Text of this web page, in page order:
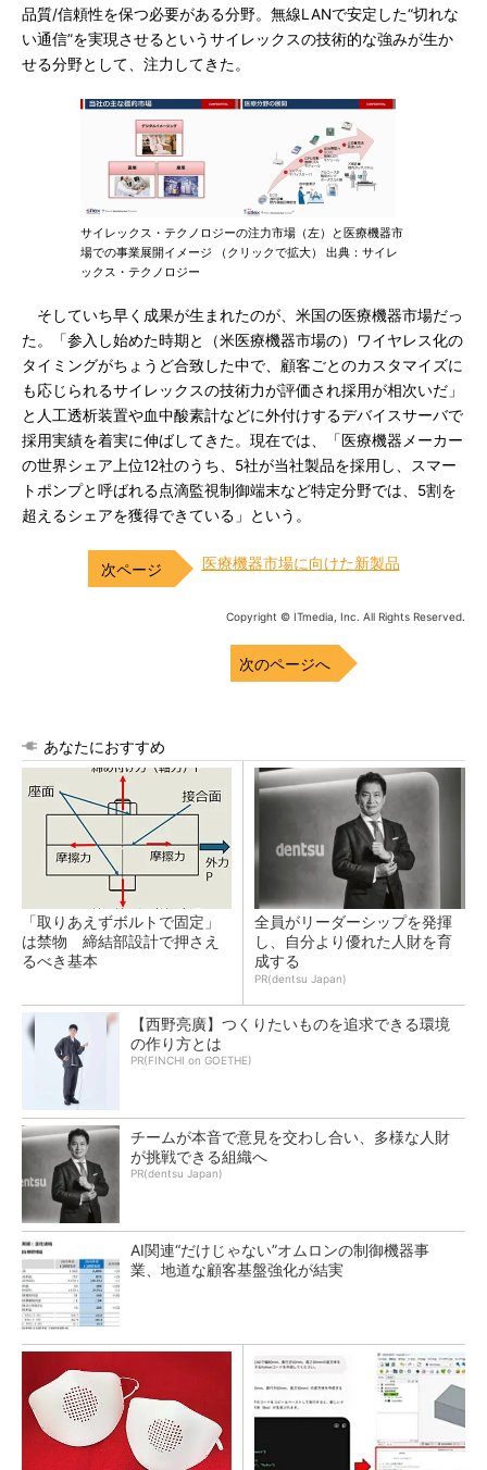
品質/信頼性を保つ必要がある分野。無線LANで安定した“切れな
い通信”を実現させるというサイレックスの技術的な強みが生か
せる分野として、注力してきた。
サイレックス・テクノロジーの注力市場（左）と医療機器市
場での事業展開イメージ （クリックで拡大） 出典：サイレ
ックス・テクノロジー
そしていち早く成果が生まれたのが、米国の医療機器市場だっ
た。「参入し始めた時期と（米医療機器市場の）ワイヤレス化の
タイミングがちょうど合致した中で、顧客ごとのカスタマイズに
も応じられるサイレックスの技術力が評価され採用が相次いだ」
と人工透析装置や血中酸素計などに外付けするデバイスサーバで
採用実績を着実に伸ばしてきた。現在では、「医療機器メーカー
の世界シェア上位12社のうち、5社が当社製品を採用し、スマー
トポンプと呼ばれる点滴監視制御端末など特定分野では、5割を
超えるシェアを獲得できている」という。
医療機器市場に向けた新製品
Copyright © ITmedia, Inc. All Rights Reserved.
次のページへ
あなたにおすすめ
「取りあえずボルトで固定」
は禁物 締結部設計で押さえ
るべき基本
全員がリーダーシップを発揮
し、自分より優れた人財を育
成する
PR(dentsu Japan)
【西野亮廣】つくりたいものを追求できる環境
の作り方とは
PR(FINCHI on GOETHE)
チームが本音で意見を交わし合い、多様な人財
が挑戦できる組織へ
PR(dentsu Japan)
AI関連“だけじゃない”オムロンの制御機器事
業、地道な顧客基盤強化が結実